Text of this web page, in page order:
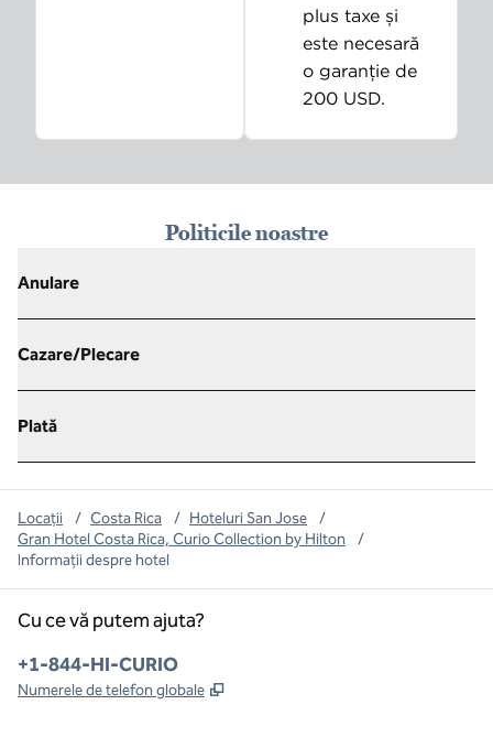
plus taxe și
este necesară
o garanție de
200 USD.
Politicile noastre
Anulare
Cazare/Plecare
Plată
Locații / Costa Rica / Hoteluri San Jose
/
Gran Hotel Costa Rica, Curio Collection by Hilton
/
Informații despre hotel
Cu ce vă putem ajuta?
Telefon:
+1-844-HI-CURIO
Numerele de telefon globale ,